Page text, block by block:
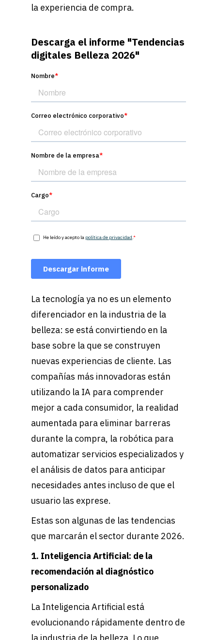
la experiencia de compra.
La tecnología ya no es un elemento
diferenciador en la industria de la
belleza: se está convirtiendo en la
base sobre la que se construyen
nuevas experiencias de cliente. Las
compañías más innovadoras están
utilizando la IA para comprender
mejor a cada consumidor, la realidad
aumentada para eliminar barreras
durante la compra, la robótica para
automatizar servicios especializados y
el análisis de datos para anticipar
necesidades antes incluso de que el
usuario las exprese.
Estas son algunas de las tendencias
que marcarán el sector durante 2026.
1. Inteligencia Artificial: de la
recomendación al diagnóstico
personalizado
La Inteligencia Artificial está
evolucionando rápidamente dentro de